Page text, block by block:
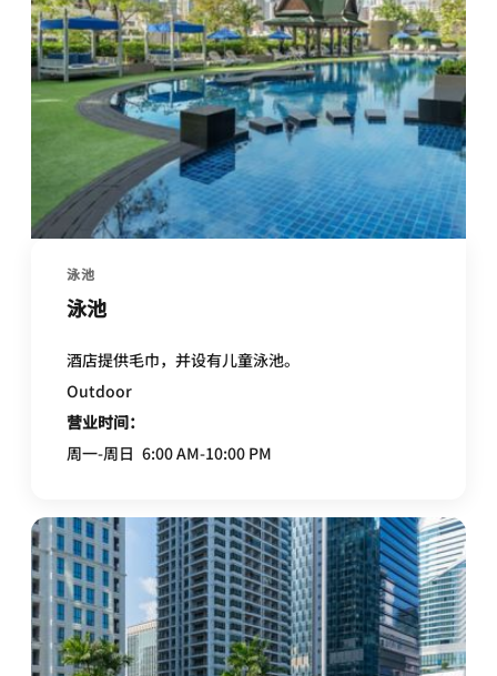
泳池
泳池
酒店提供毛巾，并设有儿童泳池。
Outdoor
营业时间：
周一-周日 6:00 AM-10:00 PM